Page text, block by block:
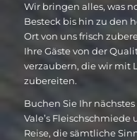
Wir bringen alles, was
Besteck bis hin zu den
Ort von uns frisch
Ihre Gäste von der
verzaubern, die wir mit
zubereiten.
Buchen Sie Ihr
Vale’s
Reise, die sämtliche